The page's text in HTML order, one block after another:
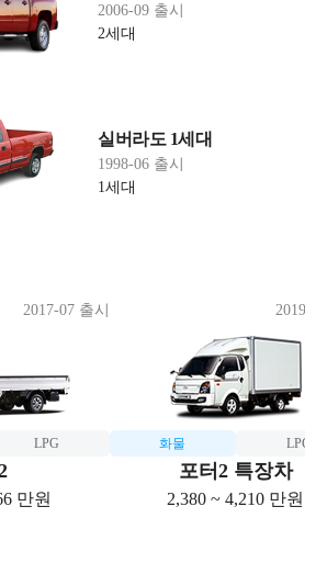
2006-09 출시
2세대
실버라도 1세대
1998-06 출시
1세대
LPG
2017-07 출시
만원
화물 LPG
포터2 특장차
2019-
2,380 ~ 4,210 만원